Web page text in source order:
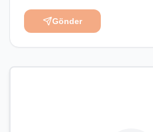
Gönder